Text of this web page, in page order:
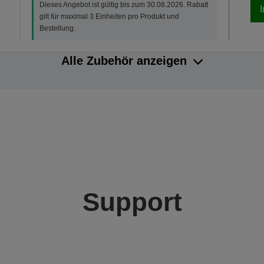
Dieses Angebot ist gültig bis zum 30.08.2026. Rabatt
gilt für maximal 3 Einheiten pro Produkt und
Bestellung.
Alle Zubehör anzeigen
Support